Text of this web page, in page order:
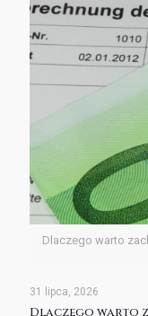
Dlaczego warto
31 lipca, 2026
Dlaczego warto